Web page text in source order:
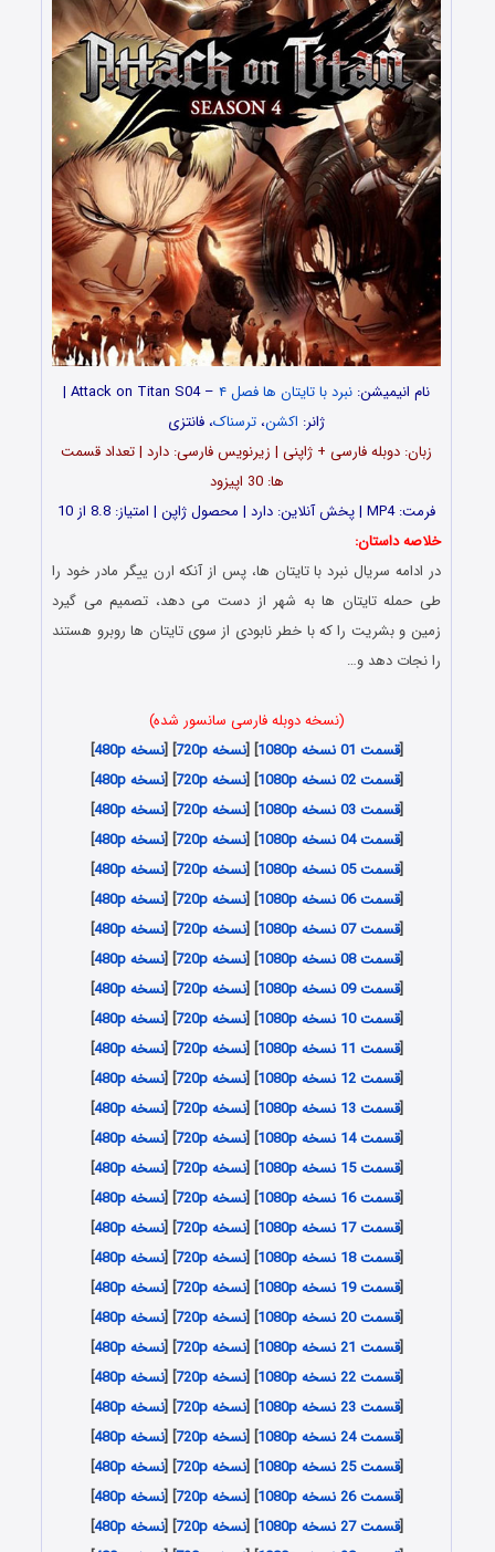
نام انیمیشن: نبرد با تایتان ها فصل ۴
– Attack on Titan S04 |
ژانر: اکشن، ترسناک، فانتزی
زبان: دوبله فارسی + ژاپنی | زیرنویس فارسی: دارد | تعداد قسمت
ها: 30 اپیزود
فرمت: MP4 | پخش آنلاین: دارد | محصول ژاپن | امتیاز: 8.8 از 10
خلاصه داستان:
در ادامه سریال نبرد با تایتان ها، پس از آنکه ارن ییگر مادر خود را
طی حمله تایتان ها به شهر از دست می دهد، تصمیم می گیرد
زمین و بشریت را که با خطر نابودی از سوی تایتان ها روبرو هستند
را نجات دهد و…
(نسخه دوبله فارسی سانسور شده)
[قسمت 01 نسخه 1080p ] [نسخه 720p ] [نسخه 480p
]
[قسمت 02 نسخه 1080p ] [نسخه 720p ] [نسخه 480p
]
[قسمت 03 نسخه 1080p ] [نسخه 720p ] [نسخه 480p
]
[قسمت 04 نسخه 1080p ] [نسخه 720p ] [نسخه 480p
]
[قسمت 05 نسخه 1080p ] [نسخه 720p ] [نسخه 480p
]
[قسمت 06 نسخه 1080p ] [نسخه 720p ] [نسخه 480p
]
[قسمت 07 نسخه 1080p ] [نسخه 720p ] [نسخه 480p
]
[قسمت 08 نسخه 1080p ] [نسخه 720p ] [نسخه 480p
]
[قسمت 09 نسخه 1080p ] [نسخه 720p ] [نسخه 480p
]
[قسمت 10 نسخه 1080p ] [نسخه 720p ] [نسخه 480p
]
[قسمت 11 نسخه 1080p ] [نسخه 720p ] [نسخه 480p
]
[قسمت 12 نسخه 1080p ] [نسخه 720p ] [نسخه 480p
]
[قسمت 13 نسخه 1080p ] [نسخه 720p ] [نسخه 480p
]
[قسمت 14 نسخه 1080p ] [نسخه 720p ] [نسخه 480p
]
[قسمت 15 نسخه 1080p ] [نسخه 720p ] [نسخه 480p
]
[قسمت 16 نسخه 1080p ] [نسخه 720p ] [نسخه 480p
]
[قسمت 17 نسخه 1080p ] [نسخه 720p ] [نسخه 480p
]
[قسمت 18 نسخه 1080p ] [نسخه 720p ] [نسخه 480p
]
[قسمت 19 نسخه 1080p ] [نسخه 720p ] [نسخه 480p
]
[قسمت 20 نسخه 1080p ] [نسخه 720p ] [نسخه 480p
]
[قسمت 21 نسخه 1080p ] [نسخه 720p ] [نسخه 480p
]
[قسمت 22 نسخه 1080p ] [نسخه 720p ] [نسخه 480p
]
[قسمت 23 نسخه 1080p ] [نسخه 720p ] [نسخه 480p
]
[قسمت 24 نسخه 1080p ] [نسخه 720p ] [نسخه 480p
]
[قسمت 25 نسخه 1080p ] [نسخه 720p ] [نسخه 480p
]
[قسمت 26 نسخه 1080p ] [نسخه 720p ] [نسخه 480p
]
[قسمت 27 نسخه 1080p ] [نسخه 720p ] [نسخه 480p
]